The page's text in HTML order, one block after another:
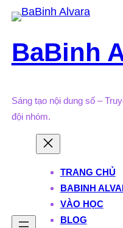
Skip
content
BaBinh
Sáng tạo nội dung số –
đội nhóm.
TRANG CHỦ
BABINH
VÀO HỌC
BLOG